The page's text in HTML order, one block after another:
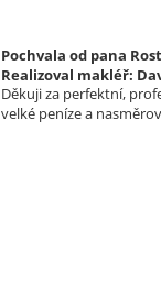
Pochvala od pana
Realizoval makléř:
Děkuji za perfektní,
velké peníze a